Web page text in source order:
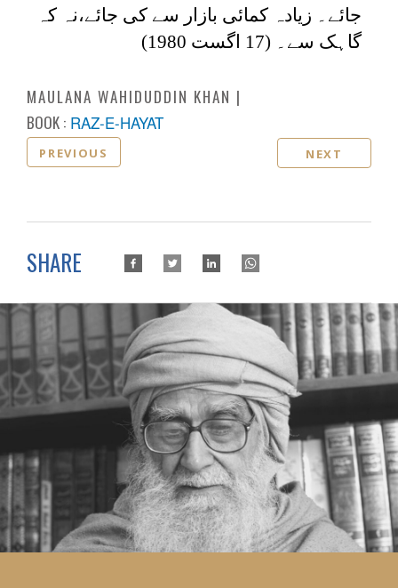
جائے۔ زیادہ کمائی بازار سے کی جائے،نہ کہ
گاہک سے۔ (17 اگست 1980)
MAULANA WAHIDUDDIN KHAN
BOOK : RAZ-E-HAYAT
PREVIOUS NEXT
SHARE